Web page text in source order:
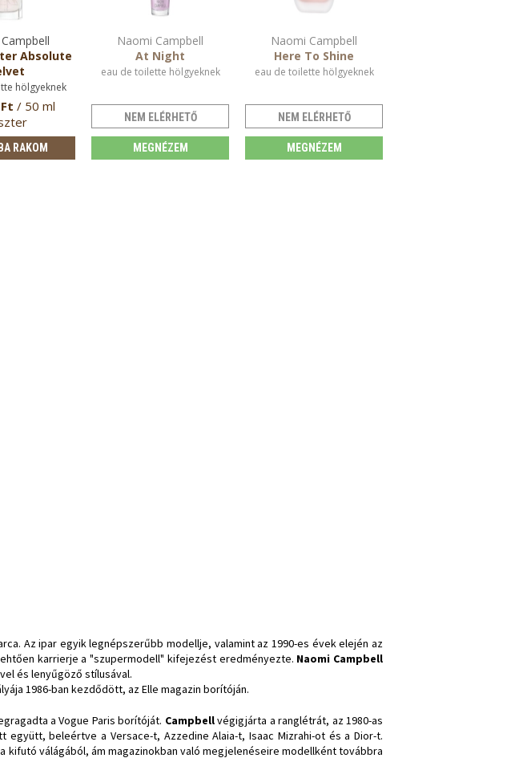
Absolute
hölgyeknek
/ 50 ml
RAKOM
Naomi Campbell
At Night
eau de toilette hölgyeknek
NEM ELÉRHETŐ
MEGNÉZEM
Naomi Campbell
Here To Shine
eau de toilette hölgyeknek
NEM ELÉRHETŐ
MEGNÉZEM
Az ipar egyik legnépszerűbb modellje, valamint az 1990-es évek elején az
karrierje a "szupermodell" kifejezést eredményezte. Naomi Campbell
és lenyűgöző stílusával.
1986-ban kezdődött, az Elle magazin borítóján.
a Vogue Paris borítóját. Campbellvégigjárta a ranglétrát, az 1980-as
beleértve a Versace-t, Azzedine Alaia-t, Isaac Mizrahi-ot és a Dior-t.
kifutó válágából, ám magazinokban való megjelenéseire modellként továbbra